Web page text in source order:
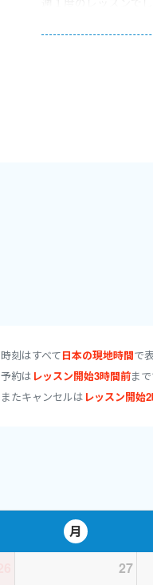
お子さまだけでなく
お顔がしっかり見え
■■スケジュール■■
更新日以外もスケジ
＊＊＊＊＊＊＊＊＊
時刻はすべて日本の現地時間で
予約は レッスン開始3時間前ま
またキャンセルは レッスン開始
月
27